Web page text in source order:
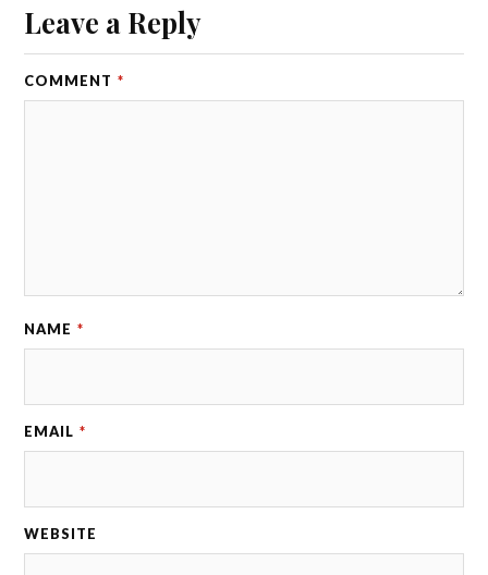
Leave a Reply
COMMENT *
NAME *
EMAIL *
WEBSITE